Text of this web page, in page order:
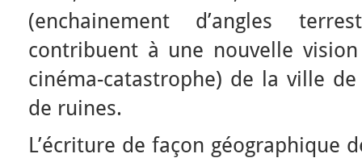
(enchainement d’angles
contribuent à une nouvelle
cinéma-catastrophe) de la ville de
de ruines.
L’écriture de façon géographique